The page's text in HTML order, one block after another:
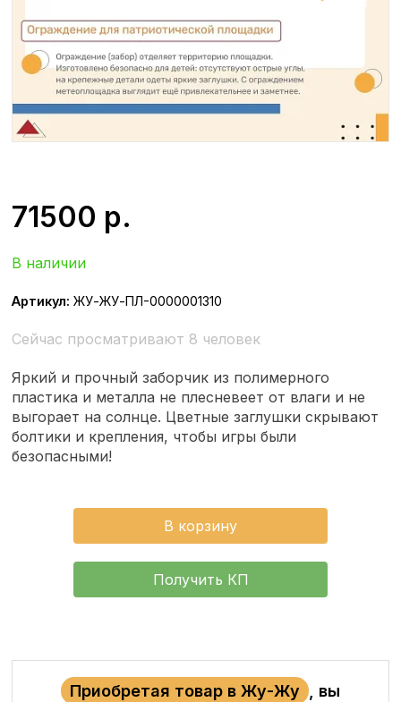
71500 р.
В наличии
Артикул: ЖУ-ЖУ-ПЛ-0000001310
Сейчас просматривают 8 человек
Яркий и прочный заборчик из полимерного
пластика и металла не плесневеет от влаги и не
выгорает на солнце. Цветные заглушки скрывают
болтики и крепления, чтобы игры были
безопасными!
В корзину
Получить КП
Приобретая товар в Жу-Жу
, вы